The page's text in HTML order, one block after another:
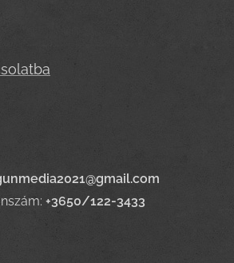
+3650/122-3433